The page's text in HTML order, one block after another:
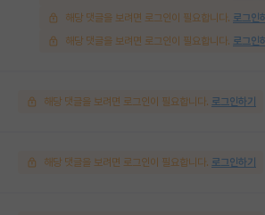
해당 댓글을 보려면 로그인이 필요합니다. 로그인
해당 댓글을 보려면 로그인이 필요합니다. 로그인
해당 댓글을 보려면 로그인이 필요합니다. 로그인하기
해당 댓글을 보려면 로그인이 필요합니다. 로그인하기